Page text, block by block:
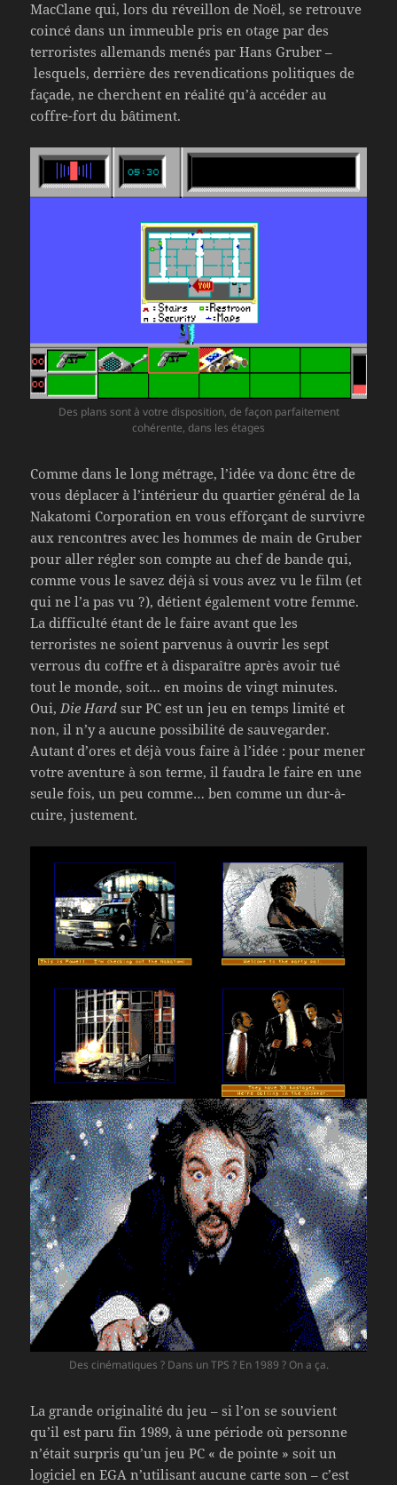
MacClane qui, lors du réveillon de Noël, se retrouve
coincé dans un immeuble pris en otage par des
terroristes allemands menés par Hans Gruber –
lesquels, derrière des revendications politiques de
façade, ne cherchent en réalité qu’à accéder au
coffre-fort du bâtiment.
Des plans sont à votre disposition, de façon parfaitement
cohérente, dans les étages
Comme dans le long métrage, l’idée va donc être de
vous déplacer à l’intérieur du quartier général de la
Nakatomi Corporation en vous efforçant de survivre
aux rencontres avec les hommes de main de Gruber
pour aller régler son compte au chef de bande qui,
comme vous le savez déjà si vous avez vu le film (et
qui ne l’a pas vu ?), détient également votre femme.
La difficulté étant de le faire avant que les
terroristes ne soient parvenus à ouvrir les sept
verrous du coffre et à disparaître après avoir tué
tout le monde, soit… en moins de vingt minutes.
Oui, Die Hard sur PC est un jeu en temps limité et
non, il n’y a aucune possibilité de sauvegarder.
Autant d’ores et déjà vous faire à l’idée : pour mener
votre aventure à son terme, il faudra le faire en une
seule fois, un peu comme… ben comme un dur-à-
cuire, justement.
Des cinématiques ? Dans un TPS ? En 1989 ? On a ça.
La grande originalité du jeu – si l’on se souvient
qu’il est paru fin 1989, à une période où personne
n’était surpris qu’un jeu PC « de pointe » soit un
logiciel en EGA n’utilisant aucune carte son – c’est